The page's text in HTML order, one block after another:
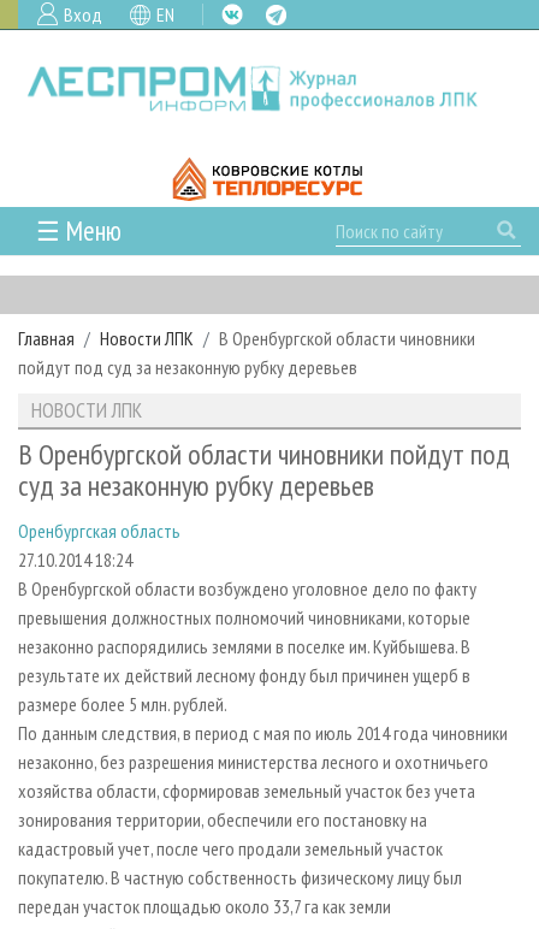
Вход EN
☰ Меню
ГЛАВНАЯ
РУБРИКИ И ТЕМЫ
РУБРИКИ ЖУРНАЛА
ЛЕСОЗАГОТОВКА
ЛЕСОПИЛЕНИЕ
СУШКА ДРЕВЕСИНЫ
ПРОИЗВОДСТВО ДРЕВЕСНЫХ ПЛИТ
ДЕРЕВЯННОЕ ДОМОСТРОЕНИЕ
ПРОИЗВОДСТВО МЕБЕЛИ
БИОЭНЕРГЕТИКА
ЦБП
ИНСТРУМЕНТ И МАТЕРИАЛЫ
НОВОСТИ
НОВОСТИ ЛПК
НОВОСТИ ЖУРНАЛА
ПРОЕКТЫ ЛПИ
АНАЛИТИКА
ПРЕДПРИЯТИЯ ЛПК
ПЕРСОНЫ
МОБИЛЬНЫЕ ВЫСТАВКИ
ПРИОРИТЕТНЫЕ ИНВЕСТПРОЕКТЫ
RUSSIAN FORESTRY REVIEW
ГАЗЕТА ЛЕСПРОМФОРУМ
БИБЛИОТЕКА СПЕЦИАЛИСТА
АРХИВ
АРХИВ ЖУРНАЛОВ
СТАТЬИ
О ЖУРНАЛЕ
ПОДПИСКА
КОНТАКТЫ
РЕКЛАМОДАТЕЛЯМ
РЕКЛАМА
РЕКЛАМА НА САЙТЕ
Главная Новости ЛПК
В Оренбургской области чиновники
пойдут под суд за незаконную рубку деревьев
НОВОСТИ ЛПК
В Оренбургской области чиновники пойдут под
суд за незаконную рубку деревьев
Оренбургская область
27.10.2014 18:24
В Оренбургской области возбуждено уголовное дело по факту
превышения должностных полномочий чиновниками, которые
незаконно распорядились землями в поселке им. Куйбышева. В
результате их действий лесному фонду был причинен ущерб в
размере более 5 млн. рублей.
По данным следствия, в период с мая по июль 2014 года чиновники
незаконно, без разрешения министерства лесного и охотничьего
хозяйства области, сформировав земельный участок без учета
зонирования территории, обеспечили его постановку на
кадастровый учет, после чего продали земельный участок
покупателю. В частную собственность физическому лицу был
передан участок площадью около 33,7 га как земли